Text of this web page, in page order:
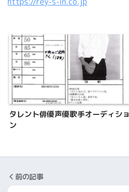
タレント俳優声優歌手オーディショ
ン
前の記事